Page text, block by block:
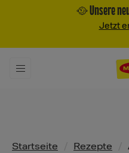
🥘 Unsere
Jetzt
Pfadnavigation
Startseite Rezepte